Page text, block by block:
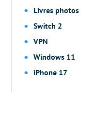
Livres photos
Switch 2
VPN
Windows 11
iPhone 17